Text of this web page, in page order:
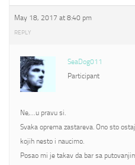
May 18, 2017 at 8:40 pm
REPLY
SeaDog011
Participant
Ne,…u pravu si.
Svaka oprema zastareva. Ono sto
kojih nesto i naucimo.
Posao mi je takav da bar sa